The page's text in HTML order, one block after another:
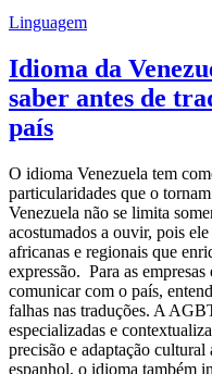
Linguagem
Idioma da
saber antes de
país
O idioma Venezuela tem
particularidades que o
Venezuela não se limita
acostumados a ouvir, pois
africanas e regionais que
expressão. Para as
comunicar com o país,
falhas nas traduções. A
especializadas e
precisão e adaptação
espanhol, o idioma também